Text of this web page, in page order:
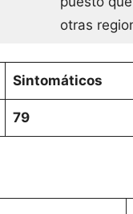
otras
Sintomáticos
79